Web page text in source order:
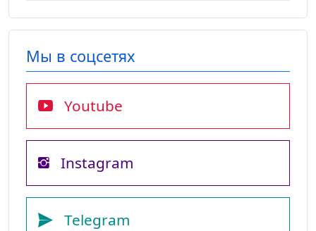
Мы в соцсетях
Youtube
Instagram
Telegram